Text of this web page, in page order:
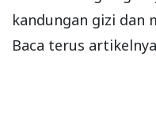
kandungan gizi dan
Baca terus